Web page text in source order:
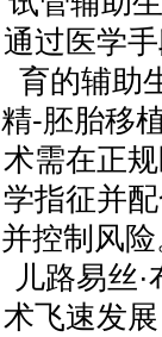
通过医学
育的辅助
精-胚胎移
术需在正
学指征并
并控制风
儿路易丝
术飞速发